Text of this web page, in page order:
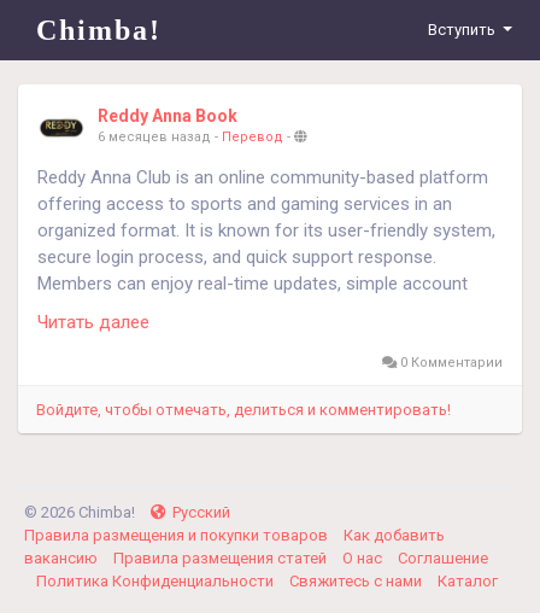
Chimba! Вступить
Reddy Anna Book
6 месяцев назад - Перевод -
Reddy Anna Club is an online community-based platform
offering access to sports and gaming services in an
organized format. It is known for its user-friendly system,
secure login process, and quick support response.
Members can enjoy real-time updates, simple account
handling, and easy navigation. Reddy Anna Club focuses
on providing a smooth digital experience while maintaining
data security and reliable service, making it a preferred
Читать далее
0 Комментарии
Войдите, чтобы отмечать, делиться и комментировать!
© 2026 Chimba!
Русский
Правила размещения и покупки товаров
Как добавить
вакансию
Правила размещения статей О нас
Соглашение
Политика Конфиденциальности
Свяжитесь с нами Каталог